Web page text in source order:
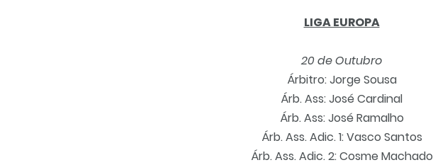
LIGA EUROPA
20 de Outubro
Árbitro: Jorge Sousa
Árb. Ass: José Cardinal
Árb. Ass: José Ramalho
Árb. Ass. Adic. 1: Vasco Santos
Árb. Ass. Adic. 2: Cosme Machado